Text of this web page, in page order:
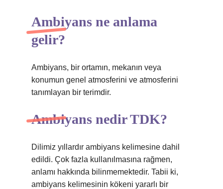
Ambiyans ne anlama
gelir?
Ambiyans, bir ortamın, mekanın veya
konumun genel atmosferini ve atmosferini
tanımlayan bir terimdir.
Ambiyans nedir TDK?
Dilimiz yıllardır ambiyans kelimesine dahil
edildi. Çok fazla kullanılmasına rağmen,
anlamı hakkında bilinmemektedir. Tabii ki,
ambiyans kelimesinin kökeni yararlı bir